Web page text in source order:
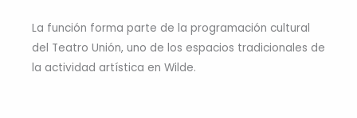
La función forma parte de la programación cultural
del Teatro Unión, uno de los espacios tradicionales de
la actividad artística en Wilde.